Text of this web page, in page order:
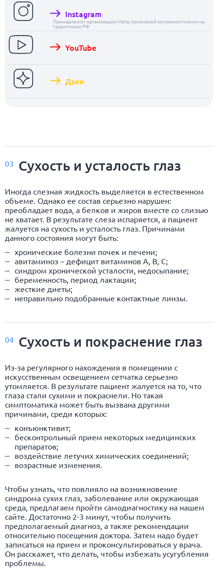
Instagram
Принадлежит организации Meta, признаной экстремистскими на
территории РФ
YouTube
Дзен
03 Сухость и усталость глаз
Иногда слезная жидкость выделяется в естественном
объеме. Однако ее состав серьезно нарушен:
преобладает вода, а белков и жиров вместе со слизью
не хватает. В результате слеза испаряется, а пациент
жалуется на сухость и усталость глаз. Причинами
данного состояния могут быть:
хронические болезни почек и печени;
авитаминоз – дефицит витаминов A, B, C;
синдром хронической усталости, недосыпание;
беременность, период лактации;
жесткие диеты;
неправильно подобранные контактные линзы.
04 Сухость и покраснение глаз
Из-за регулярного нахождения в помещении с
искусственным освещением сетчатка серьезно
утомляется. В результате пациент жалуется на то, что
глаза стали сухими и покраснели. Но такая
симптоматика может быть вызвана другими
причинами, среди которых:
конъюнктивит;
бесконтрольный прием некоторых медицинских
препаратов;
воздействие летучих химических соединений;
возрастные изменения.
Чтобы узнать, что повлияло на возникновение
синдрома сухих глаз, заболевание или окружающая
среда, предлагаем пройти самодиагностику на нашем
сайте. Достаточно 2-3 минут, чтобы получить
предполагаемый диагноз, а также рекомендации
относительно посещения доктора. Затем надо будет
записаться на прием и проконсультироваться у врача.
Он расскажет, что делать, чтобы избежать усугубления
проблемы.